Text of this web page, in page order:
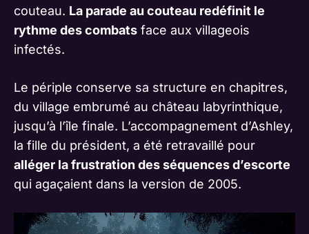
couteau. La parade au couteau redéfinit le
rythme des combats face aux villageois
infectés.
Le périple conserve sa structure en chapitres,
du village embrumé au château labyrinthique,
jusqu’à l’île finale. L’accompagnement d’Ashley,
la fille du président, a été retravaillé pour
alléger la frustration des séquences d’escorte
qui agaçaient dans la version de 2005.